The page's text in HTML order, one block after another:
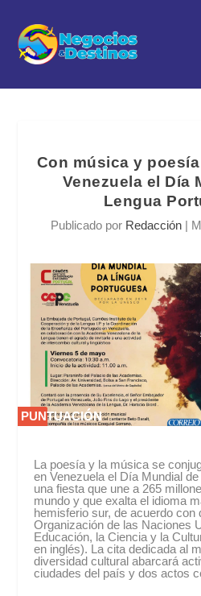
Con música y
Venezuela el Día
Lengua
Publicado por Redacción |
PUNTUACIÓN
PUNTUACIÓN
La poesía y la música se
en Venezuela el Día Mundial
una fiesta que une a 265
mundo y que exalta el idioma
hemisferio sur, de acuerdo con
Organización de las Naciones
Educación, la Ciencia y la
en inglés). La cita dedicada al
diversidad cultural abarcará
ciudades del país y dos actos